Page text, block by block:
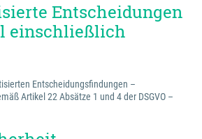
Entscheidungen
einschließlich
Entscheidungsfindungen –
Artikel 22 Absätze 1 und 4 der DSGVO –